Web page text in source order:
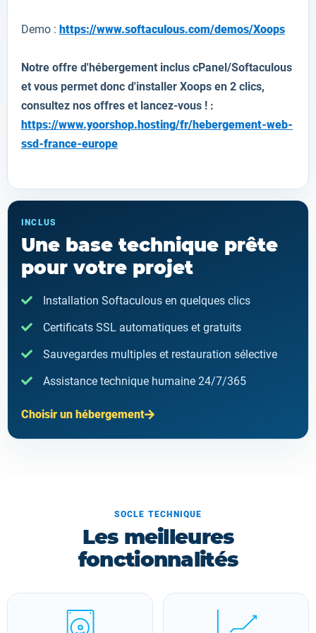
Demo : https://www.softaculous.com/demos/Xoops
Notre offre d'hébergement inclus cPanel/Softaculous
et vous permet donc d'installer Xoops en 2 clics,
consultez nos offres et lancez-vous ! :
https://www.yoorshop.hosting/fr/hebergement-web-
ssd-france-europe
INCLUS
Une base technique prête
pour votre projet
Installation Softaculous en quelques clics
Certificats SSL automatiques et gratuits
Sauvegardes multiples et restauration sélective
Assistance technique humaine 24/7/365
Choisir un hébergement
SOCLE TECHNIQUE
Les meilleures
fonctionnalités